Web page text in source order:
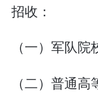
招收：
（一）军队院
（二）普通